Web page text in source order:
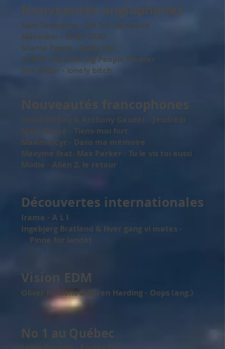
Nouveautés anglophones
Sam Tompkins - Die For Someone
Måneskin - BABY SAID
Shania Twain - Giddy Up!
CARYS - Recovering People Pleaser
Bea Miller - lonely bitch
Nouveautés francophones
David Pineau & Anthony Gaudet - Jeudredi
Marc Dupré - Tiens-moi fort
Maxime Cyr - Dans ma mémoire
Maxyme feat. Max Parker - Tu le vis toi aussi
Mudie - Alien 2, le retour
Découvertes internationales
Irama - A L I
Ingebjørg Bratland & Hver gang vi møtes -
Pinne for landet
Vision EDM
Oliver Heldens & Karen Harding - Oops (ang.)
No 1 au Québec